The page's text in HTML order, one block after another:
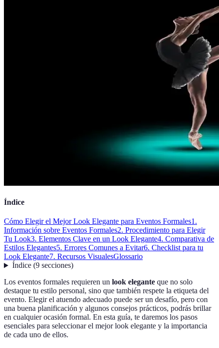
Índice
Cómo Elegir el Mejor Look Elegante para Eventos Formales1.
Información sobre Eventos Formales2. Procedimiento para Elegir
Tu Look3. Elementos Clave en un Look Elegante4. Comparativa de
Estilos Elegantes5. Errores Comunes a Evitar6. Checklist para tu
Look Elegante7. Recursos VisualesGlossario
Índice(9 secciones)
Los eventos formales requieren un look elegante que no solo
destaque tu estilo personal, sino que también respete la etiqueta del
evento. Elegir el atuendo adecuado puede ser un desafío, pero con
una buena planificación y algunos consejos prácticos, podrás brillar
en cualquier ocasión formal. En esta guía, te daremos los pasos
esenciales para seleccionar el mejor look elegante y la importancia
de cada uno de ellos.